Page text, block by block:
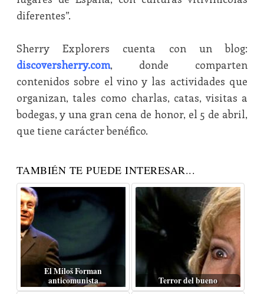
diferentes”.
Sherry Explorers cuenta con un blog:
discoversherry.com, donde comparten
contenidos sobre el vino y las actividades que
organizan, tales como charlas, catas, visitas a
bodegas, y una gran cena de honor, el 5 de abril,
que tiene carácter benéfico.
TAMBIÉN TE PUEDE INTERESAR...
El Miloš Forman
anticomunista
Terror del bueno